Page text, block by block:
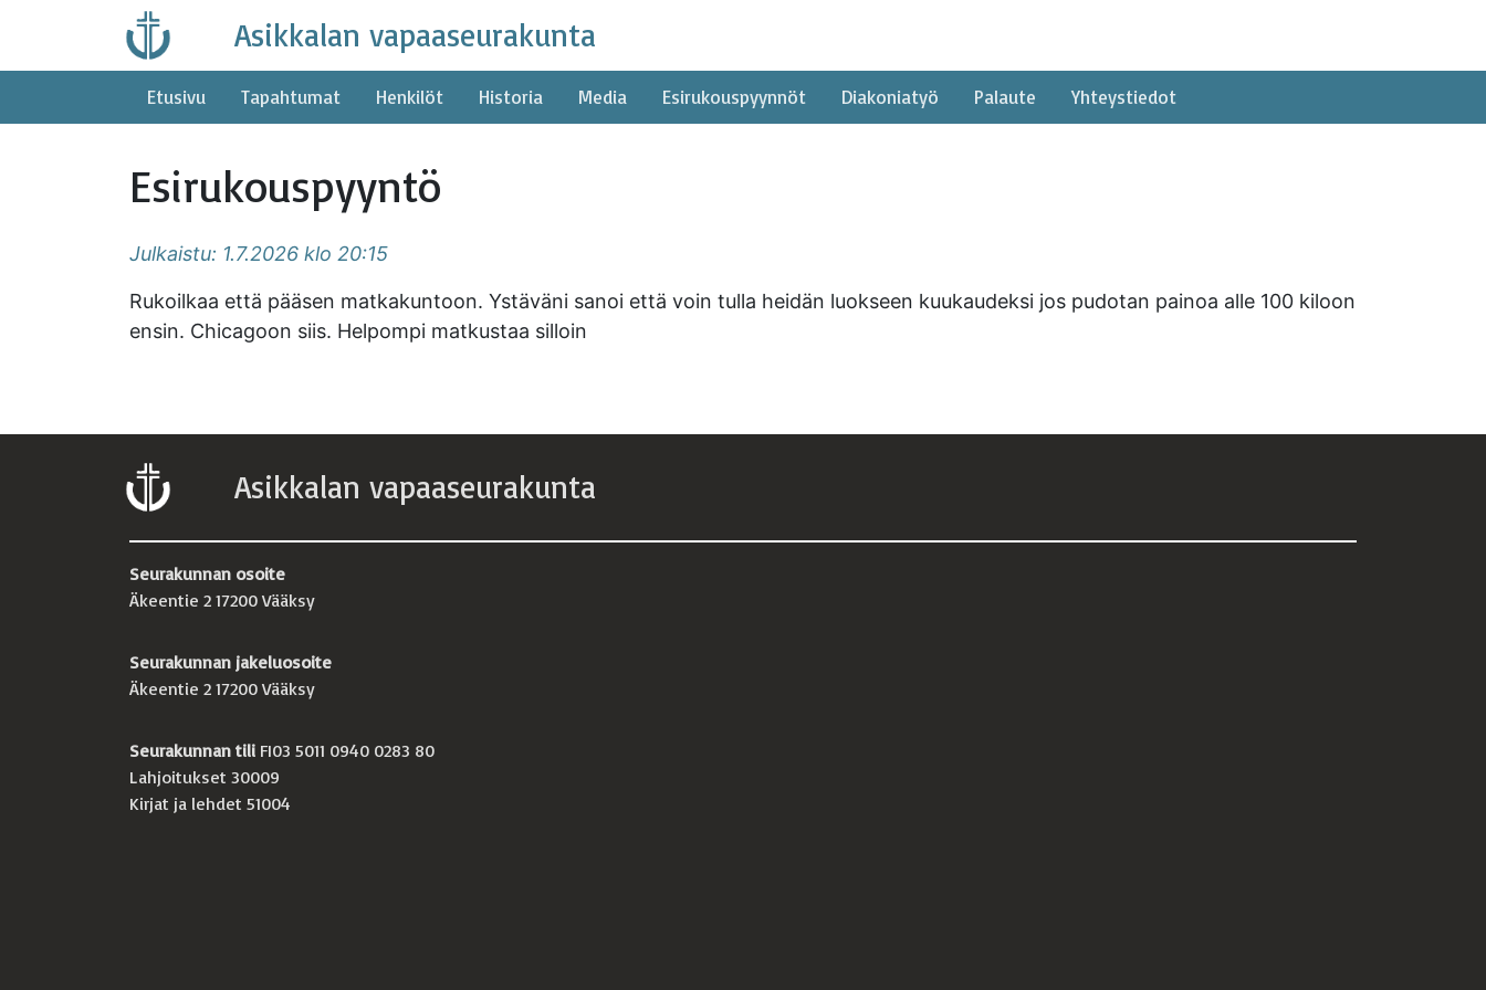
content
Asikkalan vapaaseurakunta
Etusivu Tapahtumat Henkilöt Historia Media Esirukouspyynnöt Diakoniatyö Palaute Yhteystiedot
Esirukouspyyntö
Julkaistu: 1.7.2026 klo 20:15
Rukoilkaa että pääsen matkakuntoon. Ystäväni sanoi että voin tulla heidän luokseen kuukaudeksi jos pudotan painoa alle 100 kiloon
ensin. Chicagoon siis. Helpompi matkustaa silloin
Asikkalan vapaaseurakunta
Seurakunnan osoite
Äkeentie 2 17200 Vääksy
Seurakunnan jakeluosoite
Äkeentie 2 17200 Vääksy
Seurakunnan tili FI03 5011 0940 0283 80
Lahjoitukset 30009
Kirjat ja lehdet 51004